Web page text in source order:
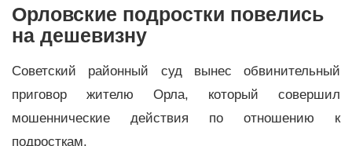
Орловские подростки повелись
на дешевизну
Советский районный суд вынес обвинительный
приговор жителю Орла, который совершил
мошеннические действия по отношению к
подросткам.